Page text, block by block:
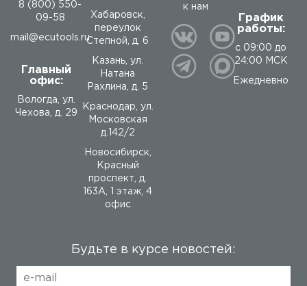
8 (800) 550-
09-58
mail@ecutools.ru
Главный
офис:
Вологда
ул.
Чехова, д. 29
Хабаровск,
переулок
Степной, д. 6
Казань, ул.
Натана
Рахлина, д. 5
Краснодар, ул.
Московская
д.142/2
Новосибирск,
Красный
проспект, д.
163А, 1 этаж, 4
офис
к нам
График
работы:
с 09:00 до
24:00 МСК
Ежедневно
Будьте в курсе новостей: